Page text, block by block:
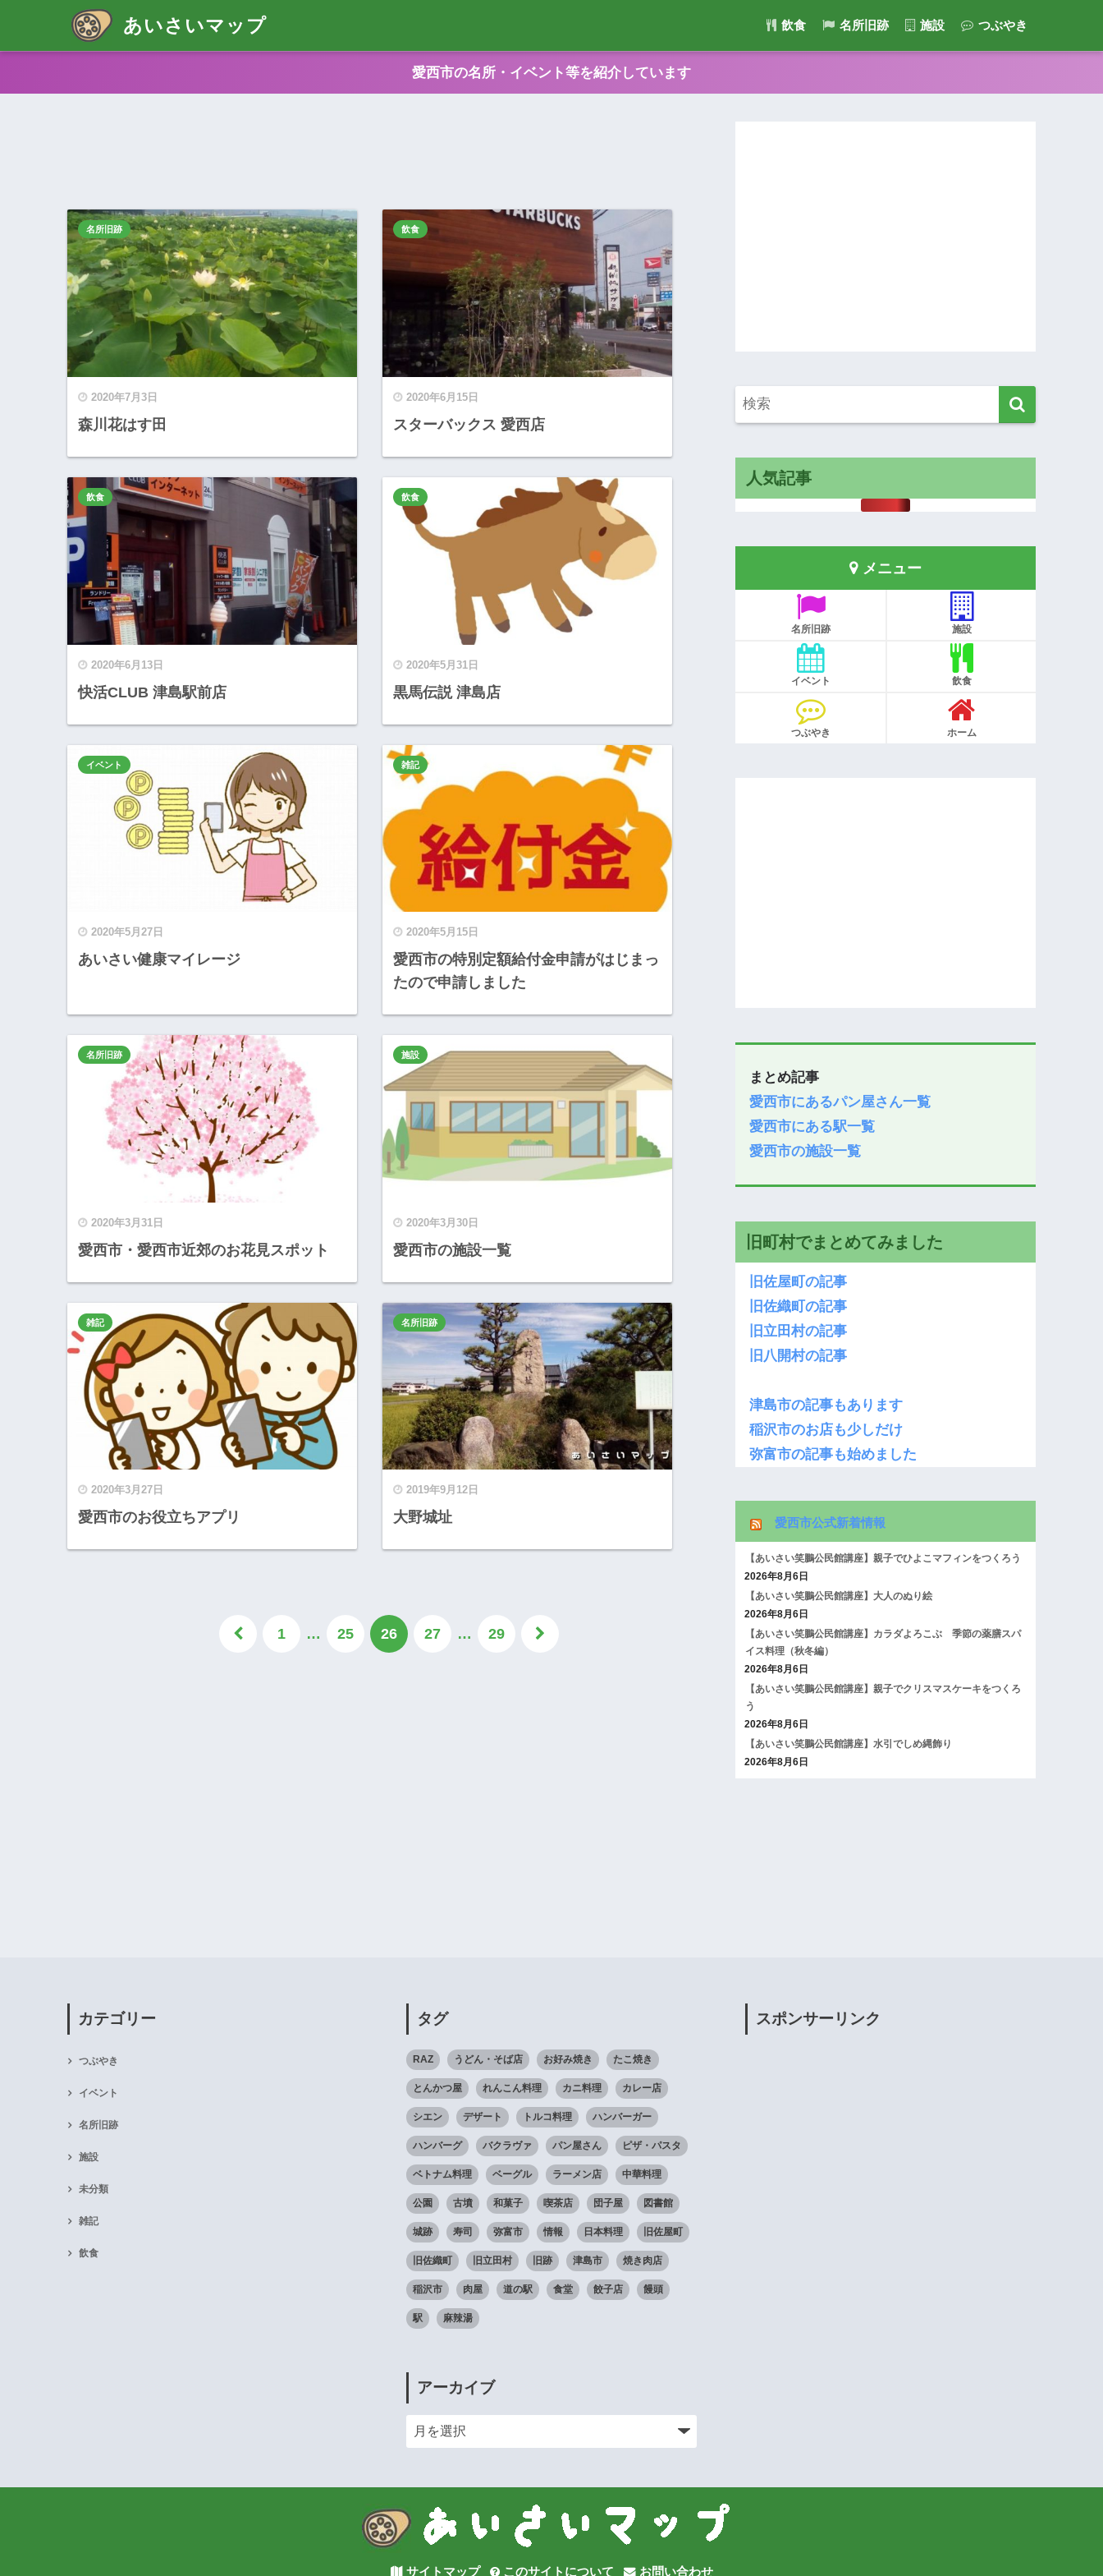
あいさいマップ 飲食 名所旧跡 施設 つぶやき
愛西市の名所・イベント等を紹介しています
2020年7月3日
森川花はす田
名所旧跡
2020年6月15日
スターバックス 愛西店
飲食
2020年6月13日
快活CLUB 津島駅前店
飲食
2020年5月31日
黒馬伝説 津島店
飲食
2020年5月27日
あいさい健康マイレージ
イベント
2020年5月15日
愛西市の特別定額給付金申請がはじまっ
たので申請しました
雑記
2020年3月31日
愛西市・愛西市近郊のお花見スポット
名所旧跡
2020年3月30日
愛西市の施設一覧
施設
2020年3月27日
愛西市のお役立ちアプリ
雑記
2019年9月12日
大野城址
名所旧跡
1 … 25 26 27 … 29
人気記事
メニュー
名所旧跡 施設
イベント 飲食
つぶやき ホーム
まとめ記事
愛西市にあるパン屋さん一覧
愛西市にある駅一覧
愛西市の施設一覧
旧町村でまとめてみました
旧佐屋町の記事
旧佐織町の記事
旧立田村の記事
旧八開村の記事
津島市の記事もあります
稲沢市のお店も少しだけ
弥富市の記事も始めました
愛西市公式新着情報
【あいさい笑鵬公民館講座】親子でひよこマフィンをつくろう
2026年8月6日
【あいさい笑鵬公民館講座】大人のぬり絵
2026年8月6日
【あいさい笑鵬公民館講座】カラダよろこぶ 季節の薬膳スパ
イス料理（秋冬編）
2026年8月6日
【あいさい笑鵬公民館講座】親子でクリスマスケーキをつくろ
う
2026年8月6日
【あいさい笑鵬公民館講座】水引でしめ縄飾り
2026年8月6日
カテゴリー
つぶやき
イベント
名所旧跡
施設
未分類
雑記
飲食
タグ
RAZ うどん・そば店 お好み焼き たこ焼き
とんかつ屋 れんこん料理 カニ料理 カレー店
シエン デザート トルコ料理 ハンバーガー
ハンバーグ バクラヴァ パン屋さん ピザ・パスタ
ベトナム料理 ベーグル ラーメン店 中華料理
公園 古墳 和菓子 喫茶店 団子屋 図書館
城跡 寿司 弥富市 情報 日本料理 旧佐屋町
旧佐織町 旧立田村 旧跡 津島市 焼き肉店
稲沢市 肉屋 道の駅 食堂 餃子店 饅頭
駅 麻辣湯
アーカイブ
スポンサーリンク
サイトマップ このサイトについて お問い合わせ